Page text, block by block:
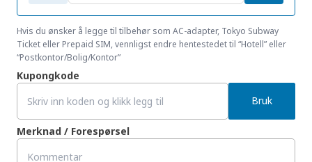
Hvis du ønsker å legge til tilbehør som AC-adapter, Tokyo Subway
Ticket eller Prepaid SIM, vennligst endre hentestedet til “Hotell” eller
“Postkontor/Bolig/Kontor”
Kupongkode
Bruk
Merknad / Forespørsel